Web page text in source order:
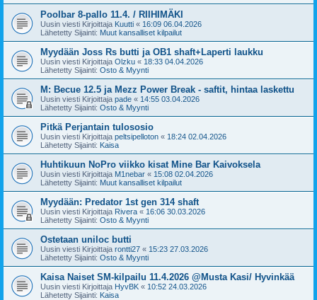
Poolbar 8-pallo 11.4. / RIIHIMÄKI
Uusin viesti Kirjoittaja Kuutti « 16:09 06.04.2026
Lähetetty Sijainti: Muut kansalliset kilpailut
Myydään Joss Rs butti ja OB1 shaft+Laperti laukku
Uusin viesti Kirjoittaja Olzku « 18:33 04.04.2026
Lähetetty Sijainti: Osto & Myynti
M: Becue 12.5 ja Mezz Power Break - saftit, hintaa laskettu
Uusin viesti Kirjoittaja pade « 14:55 03.04.2026
Lähetetty Sijainti: Osto & Myynti
Pitkä Perjantain tulososio
Uusin viesti Kirjoittaja peltsipelloton « 18:24 02.04.2026
Lähetetty Sijainti: Kaisa
Huhtikuun NoPro viikko kisat Mine Bar Kaivoksela
Uusin viesti Kirjoittaja M1nebar « 15:08 02.04.2026
Lähetetty Sijainti: Muut kansalliset kilpailut
Myydään: Predator 1st gen 314 shaft
Uusin viesti Kirjoittaja Rivera « 16:06 30.03.2026
Lähetetty Sijainti: Osto & Myynti
Ostetaan uniloc butti
Uusin viesti Kirjoittaja rontti27 « 15:23 27.03.2026
Lähetetty Sijainti: Osto & Myynti
Kaisa Naiset SM-kilpailu 11.4.2026 @Musta Kasi/ Hyvinkää
Uusin viesti Kirjoittaja HyvBK « 10:52 24.03.2026
Lähetetty Sijainti: Kaisa